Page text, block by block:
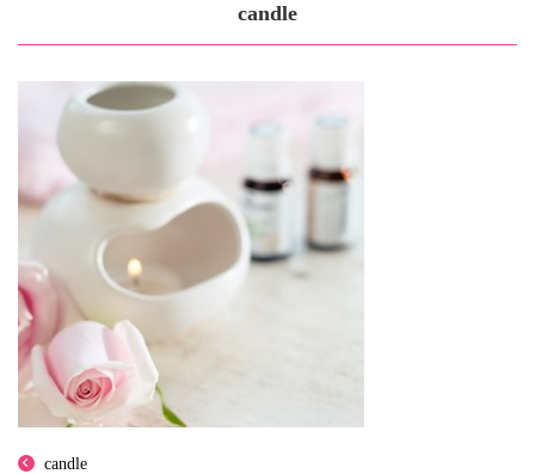
candle
candle